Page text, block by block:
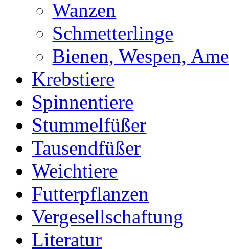
Wanzen
Schmetterlinge
Bienen, Wespen,
Krebstiere
Spinnentiere
Stummelfüßer
Tausendfüßer
Weichtiere
Futterpflanzen
Vergesellschaftung
Literatur